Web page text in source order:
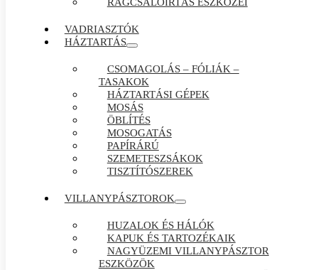
VADRIASZTÓK
HÁZTARTÁS
CSOMAGOLÁS – FÓLIÁK –
TASAKOK
HÁZTARTÁSI GÉPEK
MOSÁS
ÖBLÍTÉS
MOSOGATÁS
PAPÍRÁRÚ
SZEMETESZSÁKOK
TISZTÍTÓSZEREK
VILLANYPÁSZTOROK
HUZALOK ÉS HÁLÓK
KAPUK ÉS TARTOZÉKAIK
NAGYÜZEMI VILLANYPÁSZTOR
ESZKÖZÖK